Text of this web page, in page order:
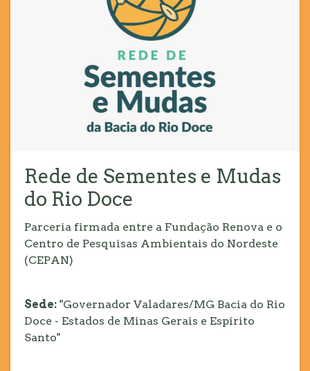
Rede de Sementes e Mudas
do Rio Doce
Parceria firmada entre a Fundação Renova e o
Centro de Pesquisas Ambientais do Nordeste
(CEPAN)
Sede: "Governador Valadares/MG Bacia do Rio
Doce - Estados de Minas Gerais e Espírito
Santo"